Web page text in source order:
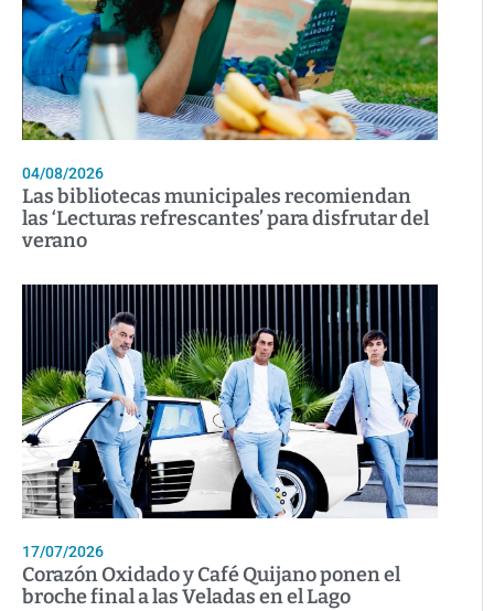
04/08/2026
Las bibliotecas municipales recomiendan
las ‘Lecturas refrescantes’ para disfrutar del
verano
17/07/2026
Corazón Oxidado y Café Quijano ponen el
broche final a las Veladas en el Lago